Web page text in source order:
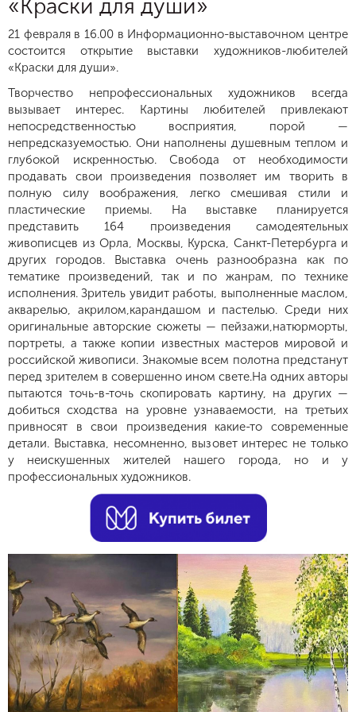
«Краски для души»
21 февраля в 16.00 в Информационно-выставочном центре
состоится открытие выставки художников-любителей
«Краски для души».
Творчество непрофессиональных художников всегда
вызывает интерес. Картины любителей привлекают
непосредственностью восприятия, порой —
непредсказуемостью. Они наполнены душевным теплом и
глубокой искренностью. Свобода от необходимости
продавать свои произведения позволяет им творить в
полную силу воображения, легко смешивая стили и
пластические приемы. На выставке планируется
представить 164 произведения самодеятельных
живописцев из Орла, Москвы, Курска, Санкт-Петербурга и
других городов. Выставка очень разнообразна как по
тематике произведений, так и по жанрам, по технике
исполнения. Зритель увидит работы, выполненные маслом,
акварелью, акрилом,карандашом и пастелью. Среди них
оригинальные авторские сюжеты — пейзажи,натюрморты,
портреты, а также копии известных мастеров мировой и
российской живописи. Знакомые всем полотна предстанут
перед зрителем в совершенно ином свете.На одних авторы
пытаются точь-в-точь скопировать картину, на других —
добиться сходства на уровне узнаваемости, на третьих
привносят в свои произведения какие-то современные
детали. Выставка, несомненно, вызовет интерес не только
у неискушенных жителей нашего города, но и у
профессиональных художников.